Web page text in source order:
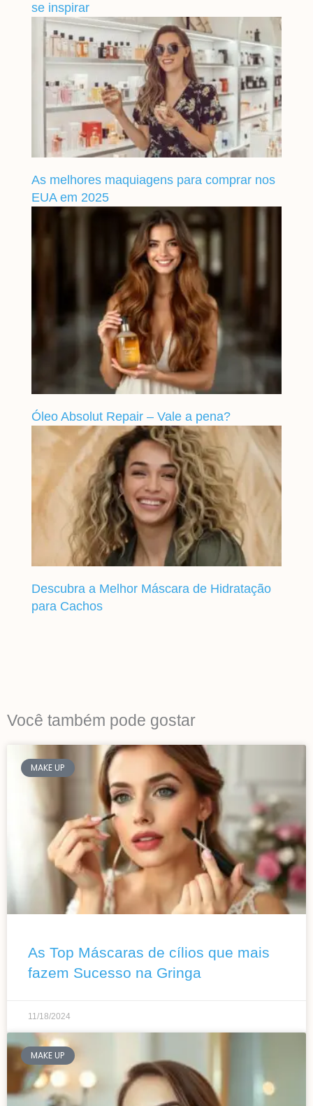
se inspirar
As melhores maquiagens para comprar nos
EUA em 2025
Óleo Absolut Repair – Vale a pena?
Descubra a Melhor Máscara de Hidratação
para Cachos
Você também pode gostar
MAKE UP
As Top Máscaras de cílios que mais
fazem Sucesso na Gringa
11/18/2024
MAKE UP